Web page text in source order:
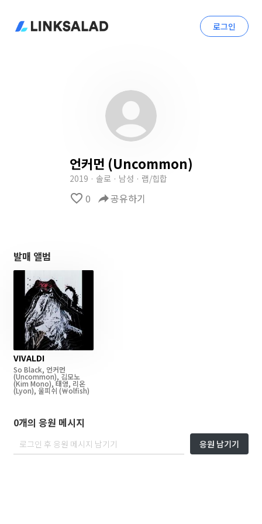
로그인
언커먼 (Uncommon)
2019 · 솔로 · 남성 · 랩/힙합
favorite_border 0 reply공유하기
발매 앨범
VIVALDI
So Black, 언커먼
(Uncommon),김모노
(Kim Mono),태영, 리온
(Lyon), 울피쉬 (￦olfish)
0개의 응원 메시지
응원 남기기